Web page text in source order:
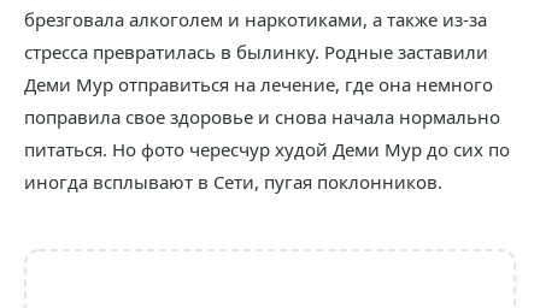
брезговала алкоголем и наркотиками, а также из-за
стресса превратилась в былинку. Родные заставили
Деми Мур отправиться на лечение, где она немного
поправила свое здоровье и снова начала нормально
питаться. Но фото чересчур худой Деми Мур до сих по
иногда всплывают в Сети, пугая поклонников.